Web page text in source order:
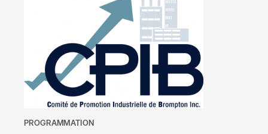
PROGRAMMATION